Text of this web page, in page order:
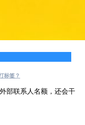
标签？
部联系人名额，还会干